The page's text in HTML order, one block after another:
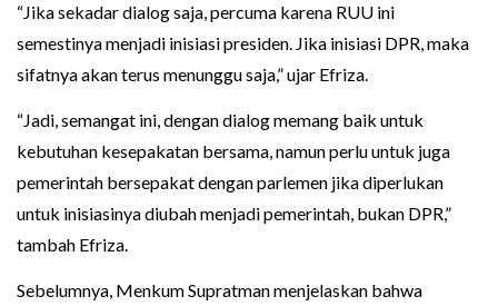
“Jika sekadar dialog saja, percuma karena RUU ini
semestinya menjadi inisiasi presiden. Jika inisiasi DPR, maka
sifatnya akan terus menunggu saja,” ujar Efriza.
“Jadi, semangat ini, dengan dialog memang baik untuk
kebutuhan kesepakatan bersama, namun perlu untuk juga
pemerintah bersepakat dengan parlemen jika diperlukan
untuk inisiasinya diubah menjadi pemerintah, bukan DPR,”
tambah Efriza.
Sebelumnya, Menkum Supratman menjelaskan bahwa